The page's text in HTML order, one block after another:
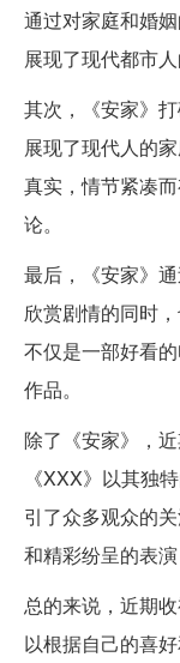
通过对家庭和婚
展现了现代都市
其次，《安家》
展现了现代人的
真实，情节紧凑
论。
最后，《安家》
欣赏剧情的同时
不仅是一部好看
作品。
除了《安家》，
《XXX》以其独
引了众多观众的
和精彩纷呈的表
总的来说，近期
以根据自己的喜